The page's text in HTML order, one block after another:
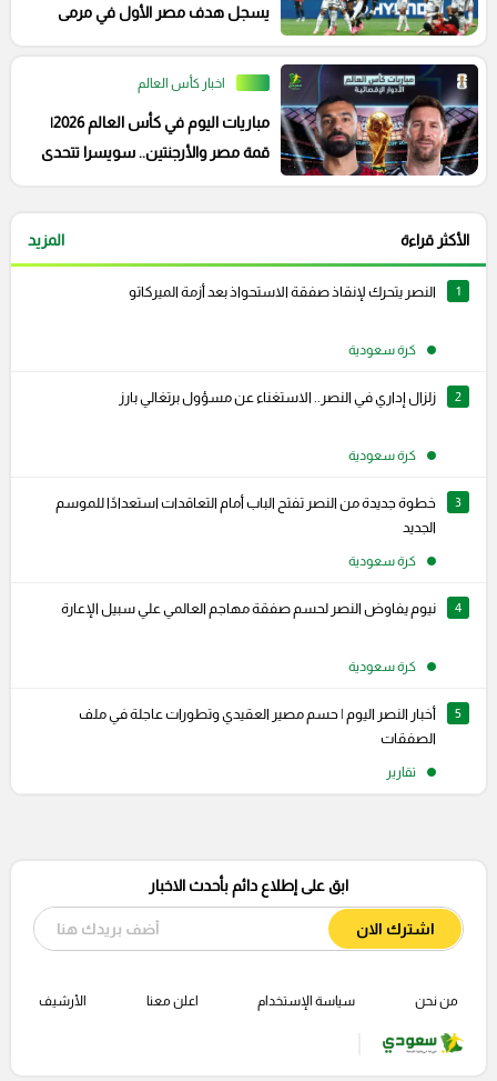
يسجل هدف مصر الأول في مرمى
اخبار كأس العالم
مباريات اليوم في كأس العالم 2026|
قمة مصر والأرجنتين.. سويسرا تتحدى
الأكثر قراءة المزيد
1 النصر يتحرك لإنقاذ صفقة الاستحواذ بعد أزمة الميركاتو
كرة سعودية
2 زلزال إداري في النصر.. الاستغناء عن مسؤول برتغالي بارز
كرة سعودية
3
خطوة جديدة من النصر تفتح الباب أمام التعاقدات استعدادًا للموسم
الجديد
كرة سعودية
4 نيوم يفاوض النصر لحسم صفقة مهاجم العالمي علي سبيل الإعارة
كرة سعودية
5
أخبار النصر اليوم | حسم مصير العقيدي وتطورات عاجلة في ملف
الصفقات
تقارير
ابق على إطلاع دائم بأحدث الاخبار
اشترك الان
من نحن سياسة الإستخدام اعلن معنا الأرشيف